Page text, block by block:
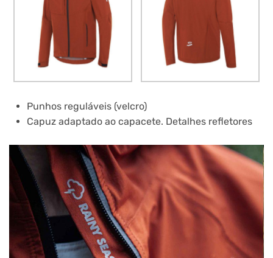
Punhos reguláveis (velcro)
Capuz adaptado ao capacete. Detalhes refletores